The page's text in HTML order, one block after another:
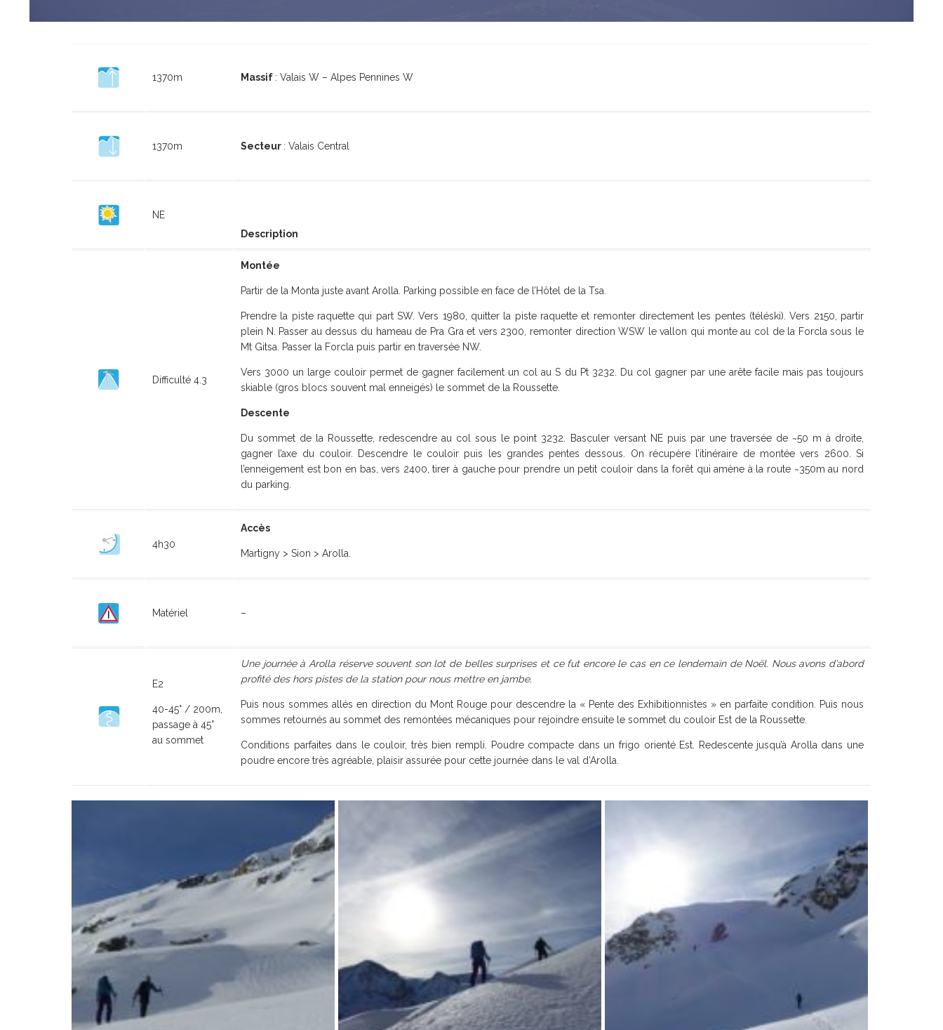
1370m Massif : Valais W – Alpes Pennines W
1370m Secteur : Valais Central
NE
Description
Difficulté 4.3
Montée
Partir de la Monta juste avant Arolla. Parking possible en face de l’Hôtel de la Tsa.
Prendre la piste raquette qui part SW. Vers 1980, quitter la piste raquette et remonter directement les pentes (téléski). Vers 2150, partir
plein N. Passer au dessus du hameau de Pra Gra et vers 2300, remonter direction WSW le vallon qui monte au col de la Forcla sous le
Mt Gitsa. Passer la Forcla puis partir en traversée NW.
Vers 3000 un large couloir permet de gagner facilement un col au S du Pt 3232. Du col gagner par une arête facile mais pas toujours
skiable (gros blocs souvent mal enneigés) le sommet de la Roussette.
Descente
Du sommet de la Roussette, redescendre au col sous le point 3232. Basculer versant NE puis par une traversée de ~50 m à droite,
gagner l’axe du couloir. Descendre le couloir puis les grandes pentes dessous. On récupère l’itinéraire de montée vers 2600. Si
l’enneigement est bon en bas, vers 2400, tirer à gauche pour prendre un petit couloir dans la forêt qui amène à la route ~350m au nord
du parking.
4h30
Accès
Martigny > Sion > Arolla.
Matériel –
E2
40-45° / 200m,
passage à 45°
au sommet
Une journée à Arolla réserve souvent son lot de belles surprises et ce fut encore le cas en ce lendemain de Noël. Nous avons d’abord
profité des hors pistes de la station pour nous mettre en jambe.
Puis nous sommes allés en direction du Mont Rouge pour descendre la « Pente des Exhibitionnistes » en parfaite condition. Puis nous
sommes retournés au sommet des remontées mécaniques pour rejoindre ensuite le sommet du couloir Est de la Roussette.
Conditions parfaites dans le couloir, très bien rempli. Poudre compacte dans un frigo orienté Est. Redescente jusqu’à Arolla dans une
poudre encore très agréable, plaisir assurée pour cette journée dans le val d’Arolla.